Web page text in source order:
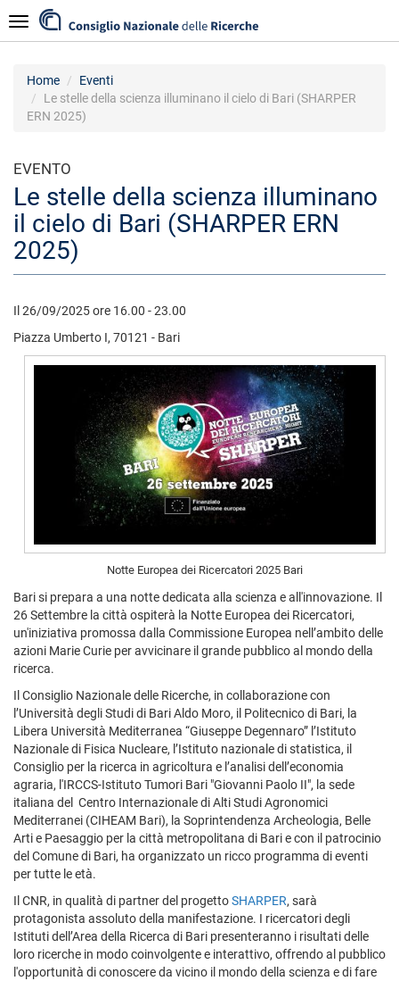
al
contenuto
Navigazione
Home
Eventi
Le stelle della scienza illuminano il cielo di Bari (SHARPER
ERN 2025)
EVENTO
Le stelle della scienza illuminano
il cielo di Bari (SHARPER ERN
2025)
Il 26/09/2025 ore 16.00 - 23.00
Piazza Umberto I, 70121 - Bari
Notte Europea dei Ricercatori 2025 Bari
Bari si prepara a una notte dedicata alla scienza e all'innovazione. Il
26 Settembre la città ospiterà la Notte Europea dei Ricercatori,
un'iniziativa promossa dalla Commissione Europea nell’ambito delle
azioni Marie Curie per avvicinare il grande pubblico al mondo della
ricerca.
Il Consiglio Nazionale delle Ricerche, in collaborazione con
l’Università degli Studi di Bari Aldo Moro, il Politecnico di Bari, la
Libera Università Mediterranea “Giuseppe Degennaro” l’Istituto
Nazionale di Fisica Nucleare, l’Istituto nazionale di statistica, il
Consiglio per la ricerca in agricoltura e l’analisi dell’economia
agraria, l'IRCCS-Istituto Tumori Bari "Giovanni Paolo II", la sede
italiana del Centro Internazionale di Alti Studi Agronomici
Mediterranei (CIHEAM Bari), la Soprintendenza Archeologia, Belle
Arti e Paesaggio per la città metropolitana di Bari e con il patrocinio
del Comune di Bari, ha organizzato un ricco programma di eventi
per tutte le età.
Il CNR, in qualità di partner del progettoSHARPER, sarà
protagonista assoluto della manifestazione. I ricercatori degli
Istituti dell’Area della Ricerca di Bari presenteranno i risultati delle
loro ricerche in modo coinvolgente e interattivo, offrendo al pubblico
l'opportunità di conoscere da vicino il mondo della scienza e di fare